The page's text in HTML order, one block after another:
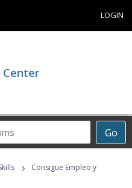
LOGIN
Center
Go
›
Consigue Empleo y